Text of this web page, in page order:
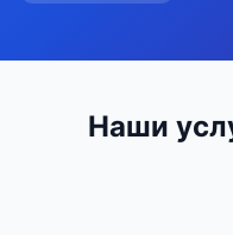
Наши